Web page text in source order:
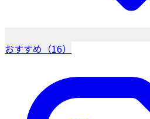
おすすめ（16）